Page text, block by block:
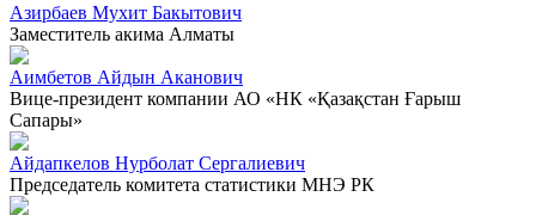
Азирбаев Мухит Бакытович
Заместитель акима Алматы
Аимбетов Айдын Аканович
Вице-президент компании АО «НК «Қазақстан Ғарыш
Сапары»
Айдапкелов Нурболат Сергалиевич
Председатель комитета статистики МНЭ РК